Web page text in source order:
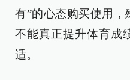
有”的心态购买使用，
不能真正提升体育成
适。